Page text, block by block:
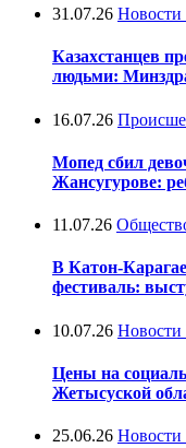
31.07.26 Новости
Казахстанцев
людьми:
16.07.26
Мопед сбил
Жансугурове:
11.07.26
В Катон-
фестиваль:
10.07.26 Новости
Цены на
Жетысуской
25.06.26 Новости